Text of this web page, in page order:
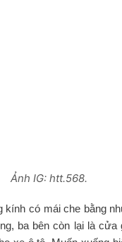
Ảnh IG: htt.568.
có mái che bằng
ba bên còn lại là cửa